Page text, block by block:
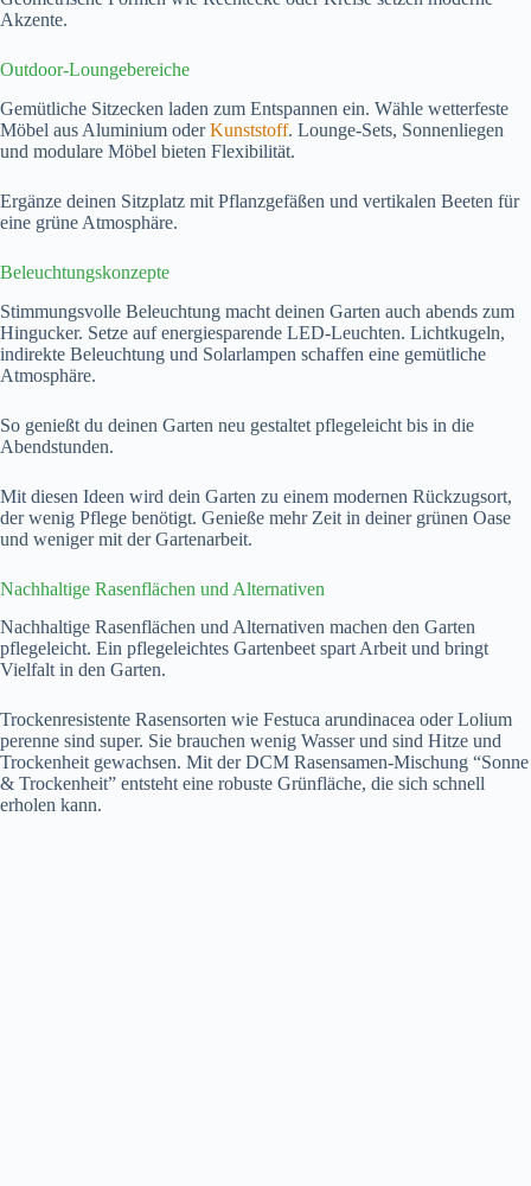
Akzente.
Outdoor-Loungebereiche
Gemütliche Sitzecken laden zum Entspannen ein. Wähle wetterfeste
Möbel aus Aluminium oderKunststoff. Lounge-Sets, Sonnenliegen
und modulare Möbel bieten Flexibilität.
Ergänze deinen Sitzplatz mit Pflanzgefäßen und vertikalen Beeten für
eine grüne Atmosphäre.
Beleuchtungskonzepte
Stimmungsvolle Beleuchtung macht deinen Garten auch abends zum
Hingucker. Setze auf energiesparende LED-Leuchten. Lichtkugeln,
indirekte Beleuchtung und Solarlampen schaffen eine gemütliche
Atmosphäre.
So genießt du deinen Garten neu gestaltet pflegeleicht bis in die
Abendstunden.
Mit diesen Ideen wird dein Garten zu einem modernen Rückzugsort,
der wenig Pflege benötigt. Genieße mehr Zeit in deiner grünen Oase
und weniger mit der Gartenarbeit.
Nachhaltige Rasenflächen und Alternativen
Nachhaltige Rasenflächen und Alternativen machen den Garten
pflegeleicht. Ein pflegeleichtes Gartenbeet spart Arbeit und bringt
Vielfalt in den Garten.
Trockenresistente Rasensorten wie Festuca arundinacea oder Lolium
perenne sind super. Sie brauchen wenig Wasser und sind Hitze und
Trockenheit gewachsen. Mit der DCM Rasensamen-Mischung “Sonne
& Trockenheit” entsteht eine robuste Grünfläche, die sich schnell
erholen kann.